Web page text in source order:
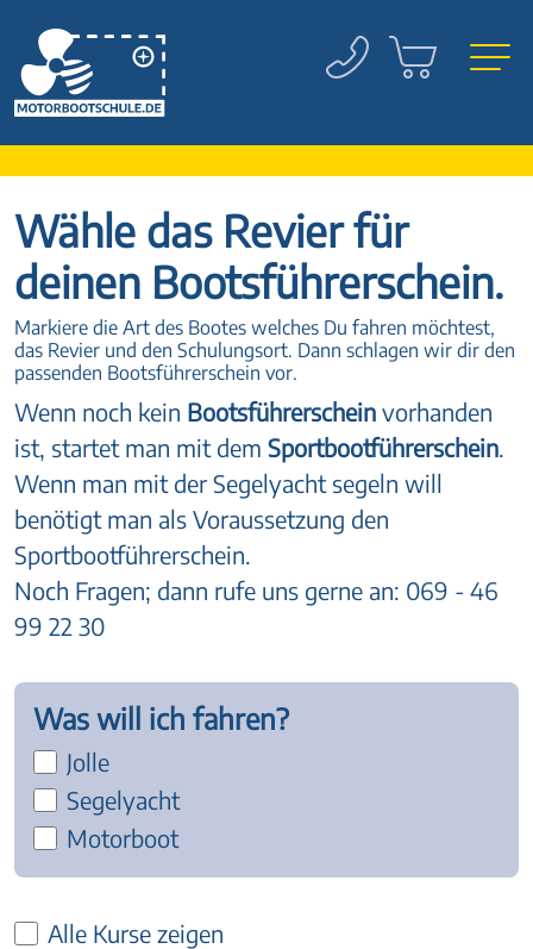
Wähle das Revier für
deinen Bootsführerschein.
Markiere die Art des Bootes welches Du fahren möchtest,
das Revier und den Schulungsort. Dann schlagen wir dir den
passenden Bootsführerschein vor.
Wenn noch kein Bootsführerschein vorhanden
ist, startet man mit dem Sportbootführerschein.
Wenn man mit der Segelyacht segeln will
benötigt man als Voraussetzung den
Sportbootführerschein.
Noch Fragen; dann rufe uns gerne an: 069 - 46
99 22 30
Was will ich fahren?
Jolle
Segelyacht
Motorboot
Alle Kurse zeigen